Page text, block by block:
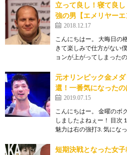
立って良し！寝て良
強の男【エメリヤーエ
2018.12.17
こんにちはー。 大晦日の
きて楽しみで仕方がない
ョンが上がってしまった
元オリンピック金メ
還！一番気になったの
2019.07.15
こんにちはー。 金曜のボ
しましたよねぇー！ 目次
魅力は右の強打3. 気にな
短期決戦となった女